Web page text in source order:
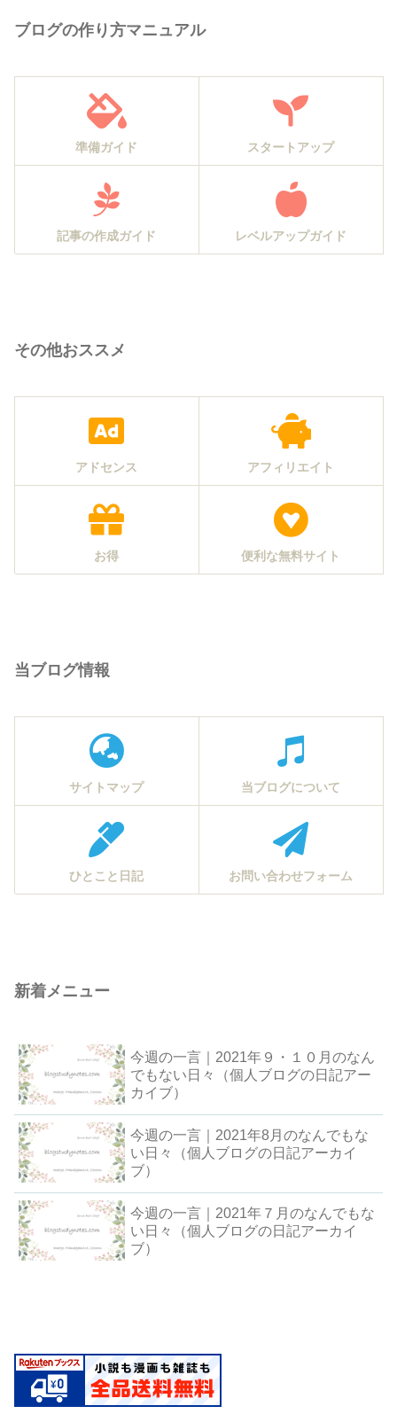
ブログの作り方マニュアル
準備ガイド スタートアップ
記事の作成ガイド レベルアップガイド
その他おススメ
アドセンス アフィリエイト
お得 便利な無料サイト
当ブログ情報
サイトマップ 当ブログについて
ひとこと日記 お問い合わせフォーム
新着メニュー
今週の一言｜2021年９・１０月のなん
でもない日々（個人ブログの日記アー
カイブ）
今週の一言｜2021年8月のなんでもな
い日々（個人ブログの日記アーカイ
ブ）
今週の一言｜2021年７月のなんでもな
い日々（個人ブログの日記アーカイ
ブ）